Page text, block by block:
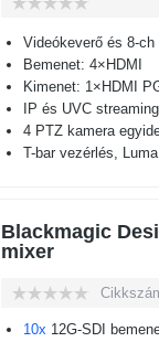
Videókeverő és 8-
Bemenet: 4×HDMI
Kimenet: 1×HDMI
IP és UVC streaming
4 PTZ kamera
T-bar vezérlés,
Blackmagic
mixer
10x 12G-SDI